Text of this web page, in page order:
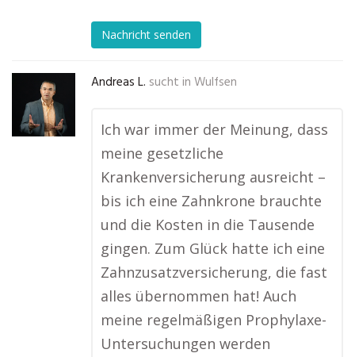
Nachricht senden
Andreas L. sucht in Wulfsen
Ich war immer der Meinung, dass
meine gesetzliche
Krankenversicherung ausreicht –
bis ich eine Zahnkrone brauchte
und die Kosten in die Tausende
gingen. Zum Glück hatte ich eine
Zahnzusatzversicherung, die fast
alles übernommen hat! Auch
meine regelmäßigen Prophylaxe-
Untersuchungen werden